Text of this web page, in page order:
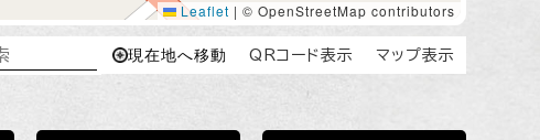
詳しくはこちら ルート検索
Leaflet | © OpenStreetMap contributors
現在地へ移動 QRコード表示 マップ表示